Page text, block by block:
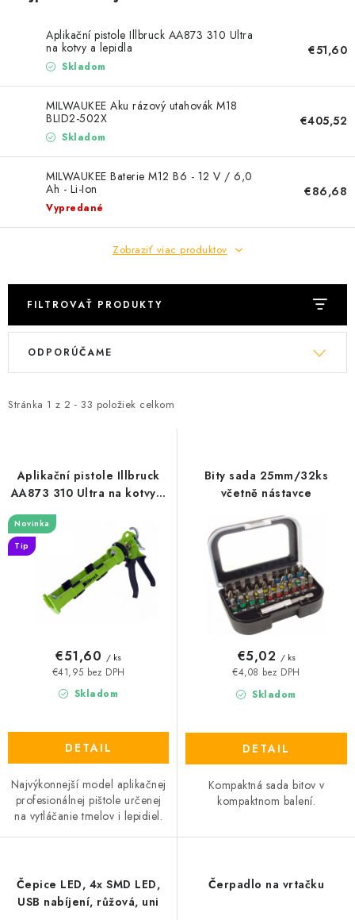
Mapa webu Milpe.sk
Aplikační pistole Illbruck AA873 310 Ultra
na kotvy a lepidla
Skladom
€51,60
MILWAUKEE Aku rázový utahovák M18
BLID2-502X
Skladom
€405,52
MILWAUKEE Baterie M12 B6 - 12 V / 6,0
Ah - Li-Ion
Vypredané
€86,68
Zobraziť viac produktov
FILTROVAŤ PRODUKTY
V
i
o
d
u
k
Stránka 1 z 2 - 33 položiek celkom
R
e
e
p
r
o
d
ODPORÚČAME
Aplikační pistole Illbruck
AA873 310 Ultra na kotvy a
Novinka
Tip
Skladom
€41,95 bez DPH
€51,60 / ks
DETAIL
Najvýkonnejší model aplikačnej
profesionálnej pištole určenej
na vytláčanie tmelov i lepidiel.
Bity sada 25mm/32ks
včetně nástavce
Skladom
€4,08 bez DPH
€5,02 / ks
DETAIL
Kompaktná sada bitov v
kompaktnom balení.
Čepice LED, 4x SMD LED,
USB nabíjení, růžová, uni
Čerpadlo na vrtačku